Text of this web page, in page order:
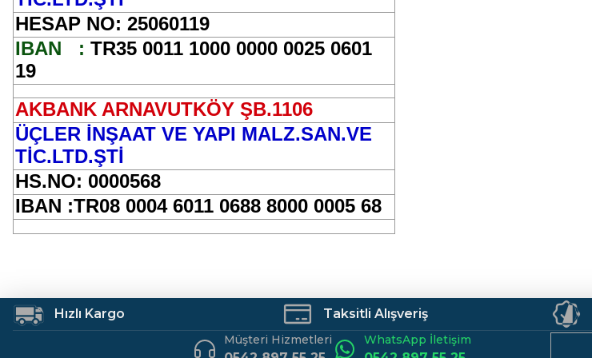
HESAP NO: 25060119
IBAN
: TR35 0011 1000 0000 0025 0601
19
AKBANK ARNAVUTKÖY ŞB.1106
ÜÇLER İNŞAAT VE YAPI MALZ.SAN.VE
TİC.LTD.ŞTİ
HS.NO: 0000568
IBAN :TR08 0004 6011 0688 8000 0005 68
Hızlı Kargo Taksitli Alışveriş
Müşteri Hizmetleri WhatsApp İletişim